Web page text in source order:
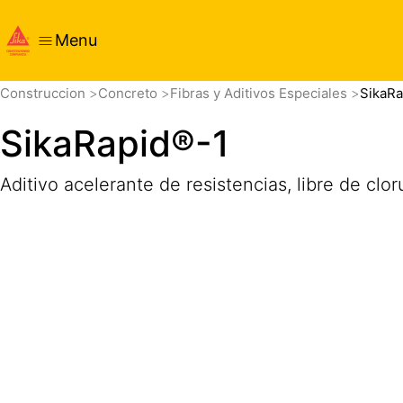
Menu
Construccion Concreto Fibras y Aditivos Especiales
SikaRapid®-1
Aditivo acelerante de resistencias, libre de
Visión generalDetalles de producto Aplicación